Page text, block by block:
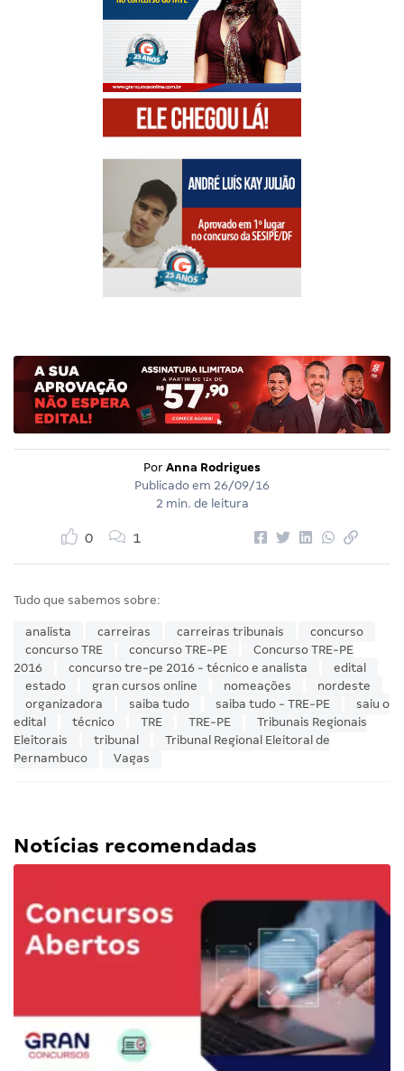
Por Anna Rodrigues
Publicado em 26/09/16
2 min. de leitura
0 1
Tudo que sabemos sobre:
analista carreiras carreiras tribunais
concurso
concurso TRE
concurso TRE-PE
Concurso TRE-PE
2016
concurso tre-pe 2016 - técnico e analista
edital
estado
gran cursos online nomeações
nordeste
organizadora
saiba tudo saiba tudo - TRE-PE
saiu o
edital
técnico TRE TRE-PE
Tribunais Regionais
Eleitorais
tribunal
Tribunal Regional Eleitoral de
Pernambuco
Vagas
Notícias recomendadas